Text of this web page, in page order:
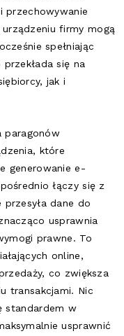
przechowywanie
firmy mogą
spełniając
się na
jak i
paragonów
które
generowanie e-
łączy się z
dane do
usprawnia
prawne. To
online,
co zwiększa
transakcjami. Nic
standardem w
usprawnić